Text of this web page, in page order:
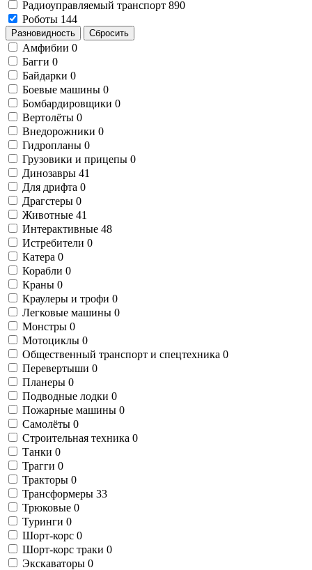
Радиоуправляемый транспорт 890
Роботы 144
Разновидность Сбросить
Амфибии 0
Багги 0
Байдарки 0
Боевые машины 0
Бомбардировщики 0
Вертолёты 0
Внедорожники 0
Гидропланы 0
Грузовики и прицепы 0
Динозавры 41
Для дрифта 0
Драгстеры 0
Животные 41
Интерактивные 48
Истребители 0
Катера 0
Корабли 0
Краны 0
Краулеры и трофи 0
Легковые машины 0
Монстры 0
Мотоциклы 0
Общественный транспорт и спецтехника 0
Перевертыши 0
Планеры 0
Подводные лодки 0
Пожарные машины 0
Самолёты 0
Строительная техника 0
Танки 0
Трагги 0
Тракторы 0
Трансформеры 33
Трюковые 0
Туринги 0
Шорт-корс 0
Шорт-корс траки 0
Экскаваторы 0